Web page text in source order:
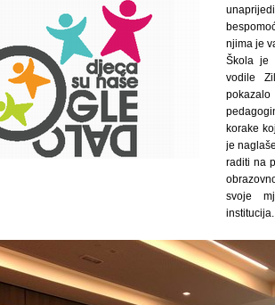
njima je
Škola je
vodile
korake
je
raditi na
svoje
institucija.